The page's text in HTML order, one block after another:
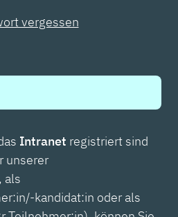
vergessen
Intranet registriert sind
unserer
als
kandidat:in oder als